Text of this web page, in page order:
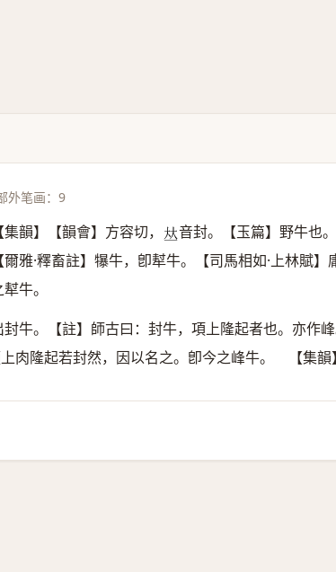
外笔画：9
集韻】【韻會】方容切， 𠀤音封。【玉篇】野牛也
雅·釋畜註】犦牛，卽犎牛。【司馬相如·上林賦
牛。
牛。【註】師古曰：封牛，項上隆起者也。亦作
肉隆起若封然，因以名之。卽今之峰牛。 【集韻